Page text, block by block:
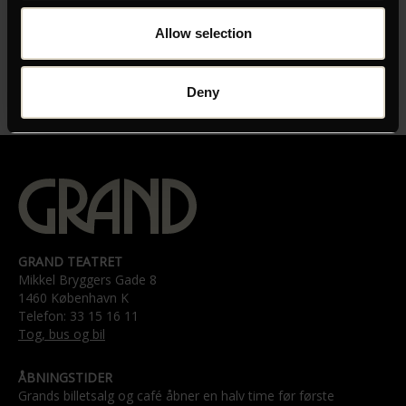
Allow selection
Deny
MEDVIRKENDE
Léa Drucker, Stéphanie Bertrand, Jonathan Turnbull, Benoît
Orig. vers. med danske undertekster
GRAND TEATRET
Mikkel Bryggers Gade 8
1460 København K
Telefon: 33 15 16 11
Tog, bus og bil
ÅBNINGSTIDER
Grands billetsalg og café åbner en halv time før første